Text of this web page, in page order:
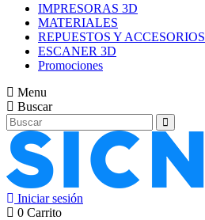
IMPRESORAS 3D
MATERIALES
REPUESTOS Y ACCESORIOS
ESCANER 3D
Promociones
Menu
Buscar
Iniciar sesión
0 Carrito